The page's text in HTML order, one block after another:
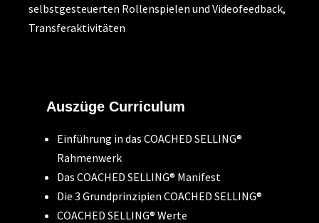
selbstgesteuerten Rollenspielen und Videofeedback,
Transferaktivitäten
Auszüge Curriculum
Einführung in das COACHED SELLING®
Rahmenwerk
Das COACHED SELLING® Manifest
Die 3 Grundprinzipien COACHED SELLING®
COACHED SELLING® Werte